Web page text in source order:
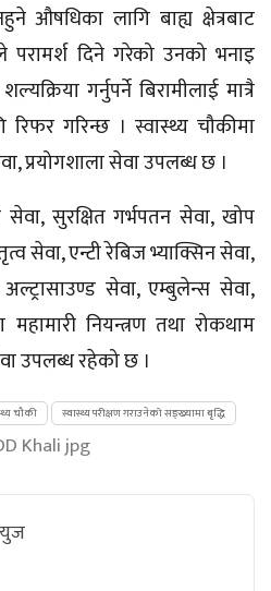
औषधिका लागि बाह्य क्षेत्रबाट
दिने गरेको उनको भनाइ
गर्नुपर्ने बिरामीलाई मात्रै
रिफर गरिन्छ । स्वास्थ्य चौकीमा
प्रयोगशाला सेवा उपलब्ध छ ।
सुरक्षित गर्भपतन सेवा, खोप
सेवा,एन्टीरेबिज भ्याक्सिन सेवा,
सेवा, एम्बुलेन्स सेवा,
नियन्त्रण तथा रोकथाम
उपलब्ध रहेको छ ।
चौकी स्वास्थ्य परीक्षण गराउनेको सङ्ख्यामा बृद्धि